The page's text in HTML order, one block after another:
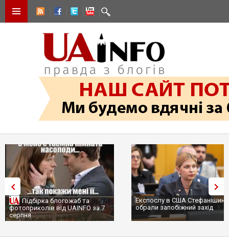
Підбірка блогожаб та
фотоприколів від UAINFO за 7
серпня
Експослу в США
обрали запобіжний захід